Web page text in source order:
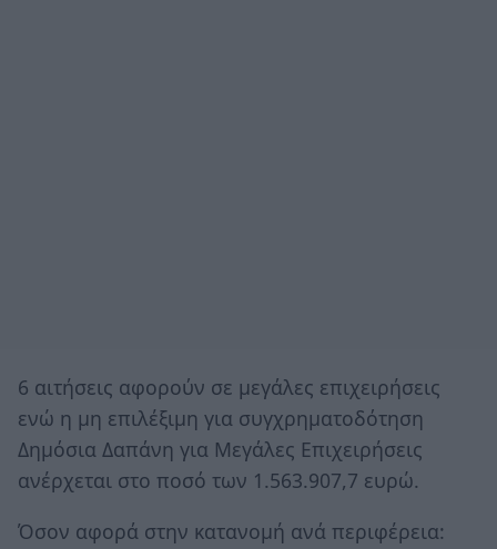
6 αιτήσεις αφορούν σε μεγάλες επιχειρήσεις
ενώ η μη επιλέξιμη για συγχρηματοδότηση
Δημόσια Δαπάνη για Μεγάλες Επιχειρήσεις
ανέρχεται στο ποσό των 1.563.907,7 ευρώ.
Όσον αφορά στην κατανομή ανά περιφέρεια: